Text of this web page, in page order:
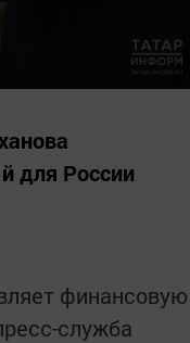
для России
финансовую
служба